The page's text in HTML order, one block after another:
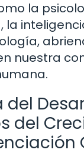
la
la
nuestra
del
del